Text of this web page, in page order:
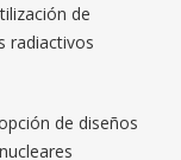
de
radiactivos
de diseños